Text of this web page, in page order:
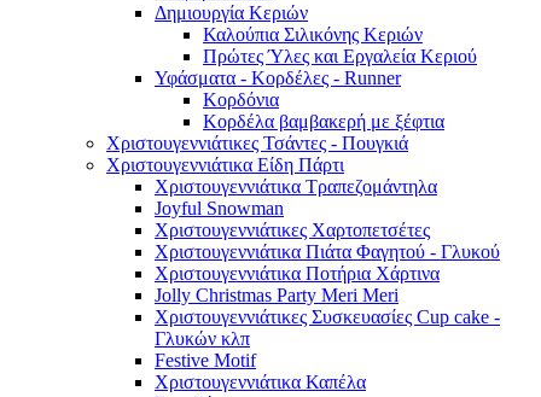
Δημιουργία Κεριών
Καλούπια Σιλικόνης Κεριών
Πρώτες Ύλες και Εργαλεία Κεριού
Υφάσματα - Κορδέλες - Runner
Κορδόνια
Κορδέλα βαμβακερή με ξέφτια
Χριστουγεννιάτικες Τσάντες - Πουγκιά
Χριστουγεννιάτικα Είδη Πάρτι
Χριστουγεννιάτικα Τραπεζομάντηλα
Joyful Snowman
Χριστουγεννιάτικες Χαρτοπετσέτες
Χριστουγεννιάτικα Πιάτα Φαγητού - Γλυκού
Χριστουγεννιάτικα Ποτήρια Χάρτινα
Jolly Christmas Party Meri Meri
Χριστουγεννιάτικες Συσκευασίες Cup cake -
Γλυκών κλπ
Festive Motif
Χριστουγεννιάτικα Καπέλα